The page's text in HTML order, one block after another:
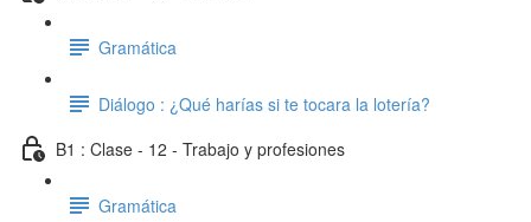
Gramática
Diálogo : ¿Qué harías si te tocara la lotería?
B1 : Clase - 12 - Trabajo y profesiones
Gramática